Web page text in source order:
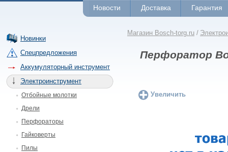
Новости Доставка Гарантия
Магазин Bosch-torg.ru /
Перфоратор
Увеличить
Новинки
Спецпредложения
Аккумуляторный инструмент
Электроинструмент
Отбойные молотки
Дрели
Перфораторы
Гайковерты
Пилы